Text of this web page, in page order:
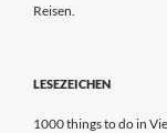
Reisen.
LESEZEICHEN
1000 things to do in